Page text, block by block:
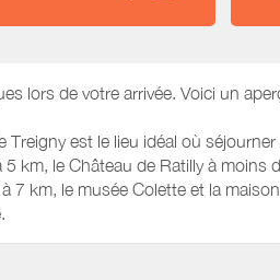
lors de votre arrivée. Voici un
est le lieu idéal où
km, le Château de Ratilly à moins
7 km, le musée Colette et la